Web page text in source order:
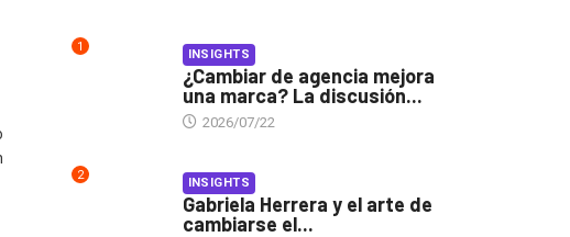
1 INSIGHTS
¿Cambiar de agencia mejora
una marca? La discusión...
2026/07/22
2 INSIGHTS
Gabriela Herrera y el arte de
cambiarse el...